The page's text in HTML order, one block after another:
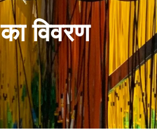
विवरण